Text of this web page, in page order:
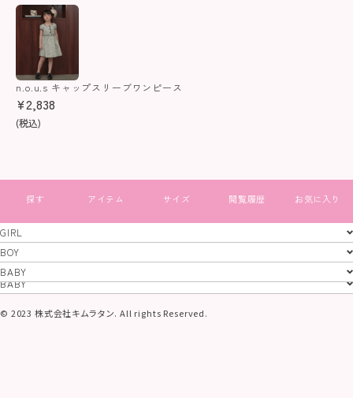
n.o.u.s キャップスリーブワンピース
¥2,838
(税込)
すべて見る
GIRL
BOY
BABY
GIRL
BOY
BABY
© 2023 株式会社キムラタン. All rights Reserved.